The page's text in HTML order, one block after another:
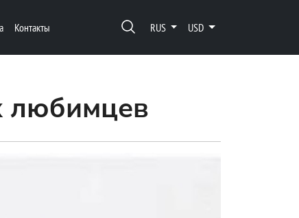
Контакты RUS USD
любимцев